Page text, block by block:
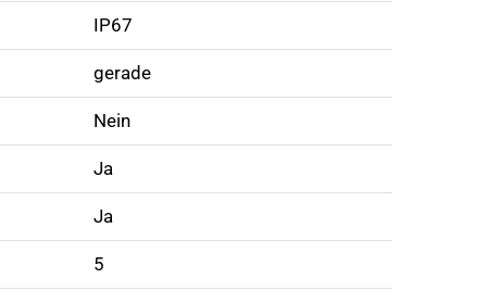
IP67
gerade
Nein
Ja
Ja
5